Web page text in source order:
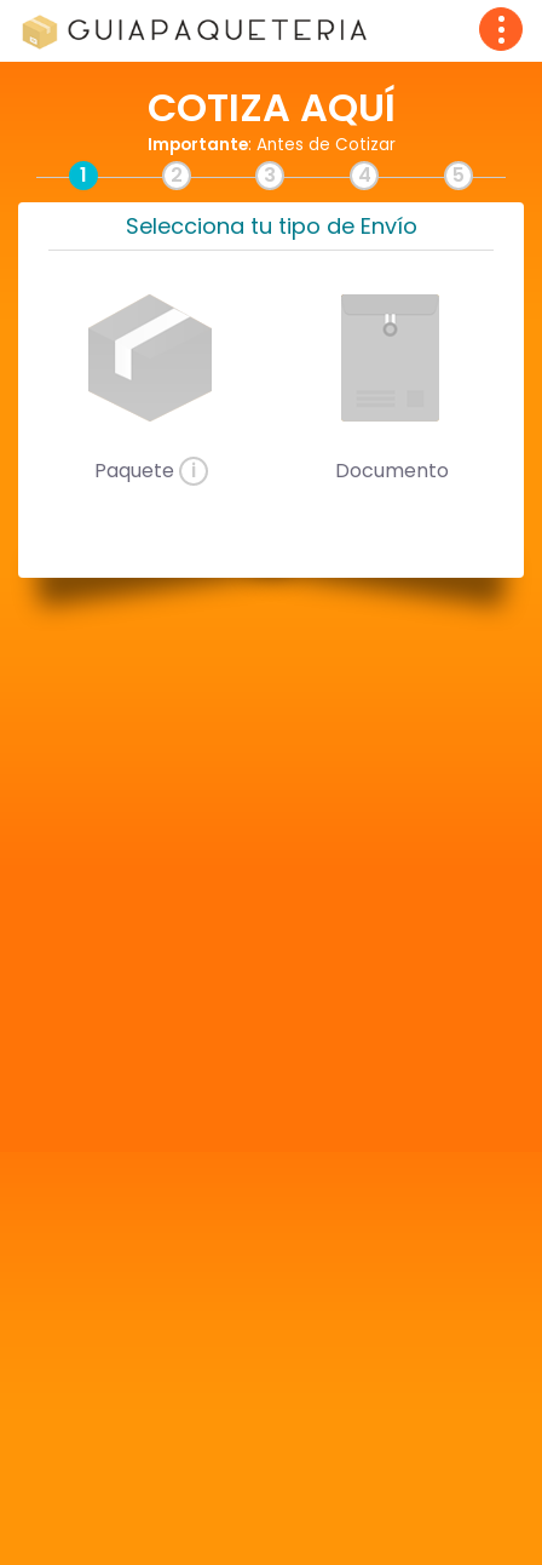
COTIZA AQUÍ
Importante: Antes de Cotizar
1 2 3 4 5
Selecciona tu tipo de Envío
Paquete i Documento